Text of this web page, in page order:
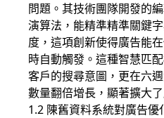
問題。其技術團隊開發的
演算法，能精準精準關鍵
度，這項創新使得廣告能
時自動觸發。這種智慧匹
客戶的搜尋意圖，更在六
數量翻倍增長，顯著擴大
1.2 陳舊資料系統對廣告優